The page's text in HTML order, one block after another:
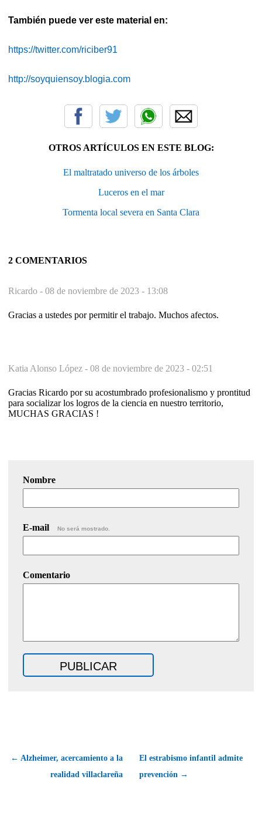
También puede ver este material en:
https://twitter.com/riciber91
http://soyquiensoy.blogia.com
OTROS ARTÍCULOS EN ESTE BLOG:
El maltratado universo de los árboles
Luceros en el mar
Tormenta local severa en Santa Clara
2 COMENTARIOS
Ricardo - 08 de noviembre de 2023 - 13:08
Gracias a ustedes por permitir el trabajo. Muchos afectos.
Katia Alonso López - 08 de noviembre de 2023 - 02:51
Gracias Ricardo por su acostumbrado profesionalismo y prontitud
para socializar los logros de la ciencia en nuestro territorio,
MUCHAS GRACIAS !
Nombre
E-mail No será mostrado.
Comentario
← Alzheimer, acercamiento a la
realidad villaclareña
El estrabismo infantil admite
prevención →